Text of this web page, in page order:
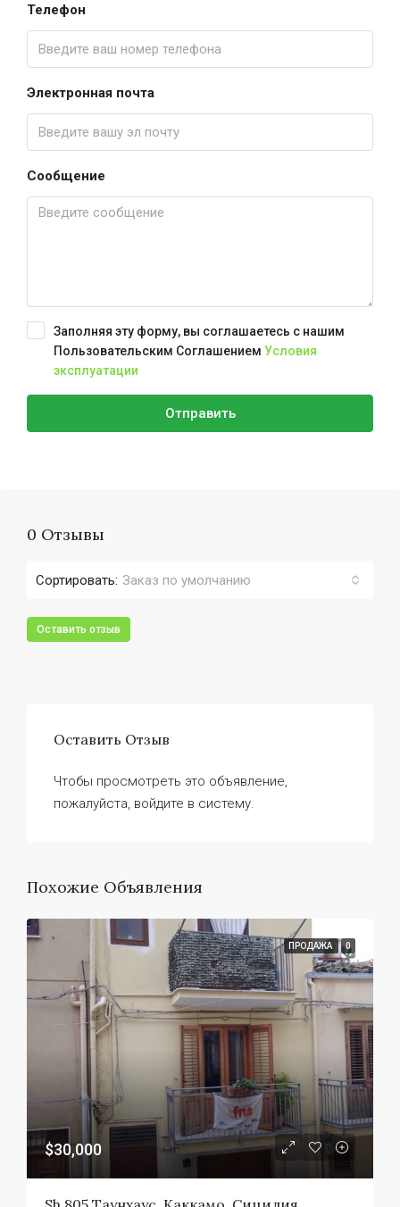
Телефон
Электронная почта
Сообщение
Заполняя эту форму, вы соглашаетесь с нашим
Пользовательским Соглашением Условия
эксплуатации
Отправить
0 Отзывы
Сортировать: Заказ по умолчанию
Оставить отзыв
Оставить Отзыв
Чтобы просмотреть это объявление,
пожалуйста, войдите в систему.
Похожие Объявления
ПРОДАЖА 0
$30,000